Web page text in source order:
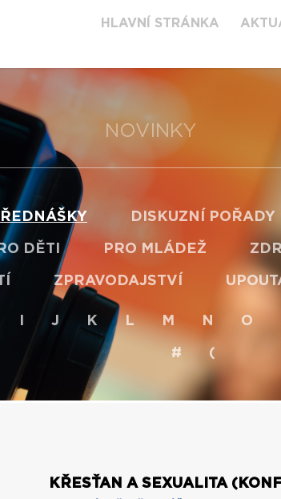
HLAVNÍ STRÁNKA
NOVINKY
DISKUZNÍ POŘADY
DĚTI PRO MLÁDEŽ
ZPRAVODAJSTVÍ
J K L M N O
# (
KŘESŤAN A SEXUALITA